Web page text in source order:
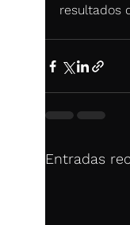
resultados
Entradas